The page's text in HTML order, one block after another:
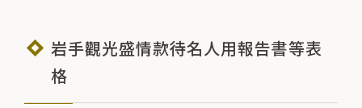
岩手觀光盛情款待名人用報告書等表
格